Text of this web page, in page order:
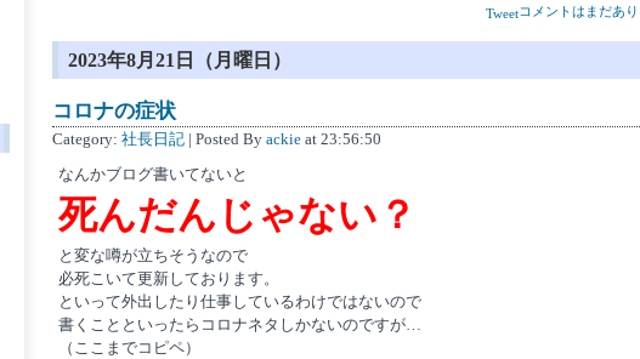
Tweetコメントはまだあ
2023年8月21日（月曜日）
コロナの症状
Category: 社長日記 | Posted By ackie at 23:56:50
なんかブログ書いてないと
死んだんじゃない？
と変な噂が立ちそうなので
必死こいて更新しております。
といって外出したり仕事しているわけではないので
書くことといったらコロナネタしかないのですが…
（ここまでコピペ）